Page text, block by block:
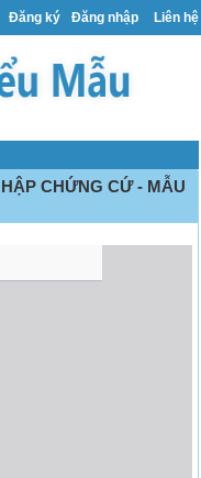
Đăng ký Đăng nhập Liên hệ
CHỨNG CỨ - MẪU